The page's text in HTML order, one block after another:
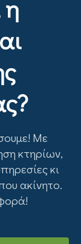
η
Με
κτηρίων,
κι
ακίνητο.